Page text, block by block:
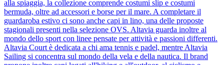
alla spiaggia, la collezione comprende costumi slip e costumi
bermuda, oltre ad accessori e borse per il mare. A completare il
guardaroba estivo ci sono anche capi in lino, una delle proposte
stagionali presenti nella selezione OVS. Altavia guarda inoltre al
mondo dello sport con linee pensate per attività e passioni differenti.
Altavia Court è dedicata a chi ama tennis e padel, mentre Altavia
Sailing si concentra sul mondo della vela e della nautica. Il brand